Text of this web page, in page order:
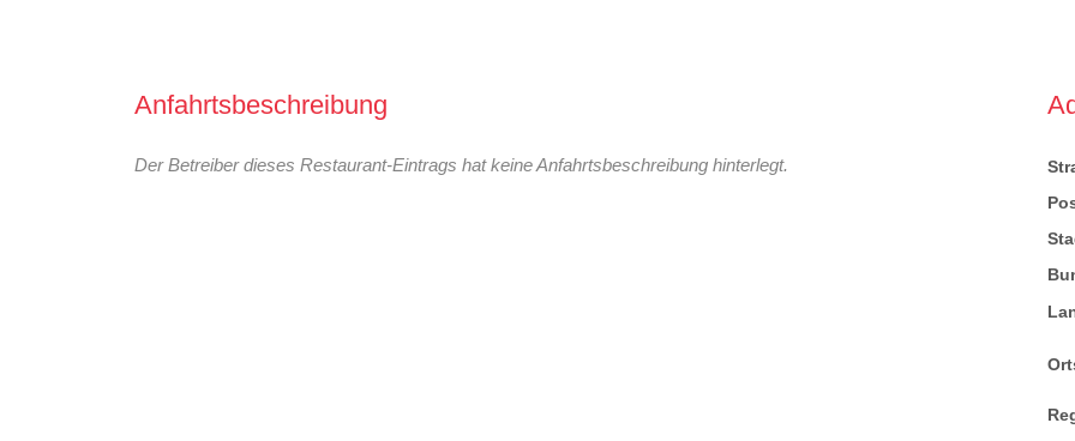
Anfahrtsbeschreibung
Der Betreiber dieses Restaurant-Eintrags hat keine Anfahrtsbeschreibung hinterlegt.